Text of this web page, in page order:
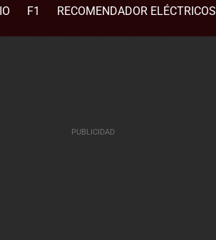
F1
RECOMENDADOR ELÉCTRICOS